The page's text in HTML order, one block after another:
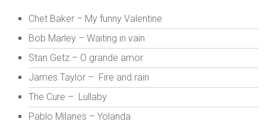
Chet Baker – My funny Valentine
Bob Marley – Waiting in vain
Stan Getz – O grande amor
James Taylor – Fire and rain
The Cure – Lullaby
Pablo Milanes – Yolanda